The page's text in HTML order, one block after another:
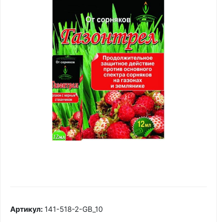
Артикул: 141-518-2-GB_10